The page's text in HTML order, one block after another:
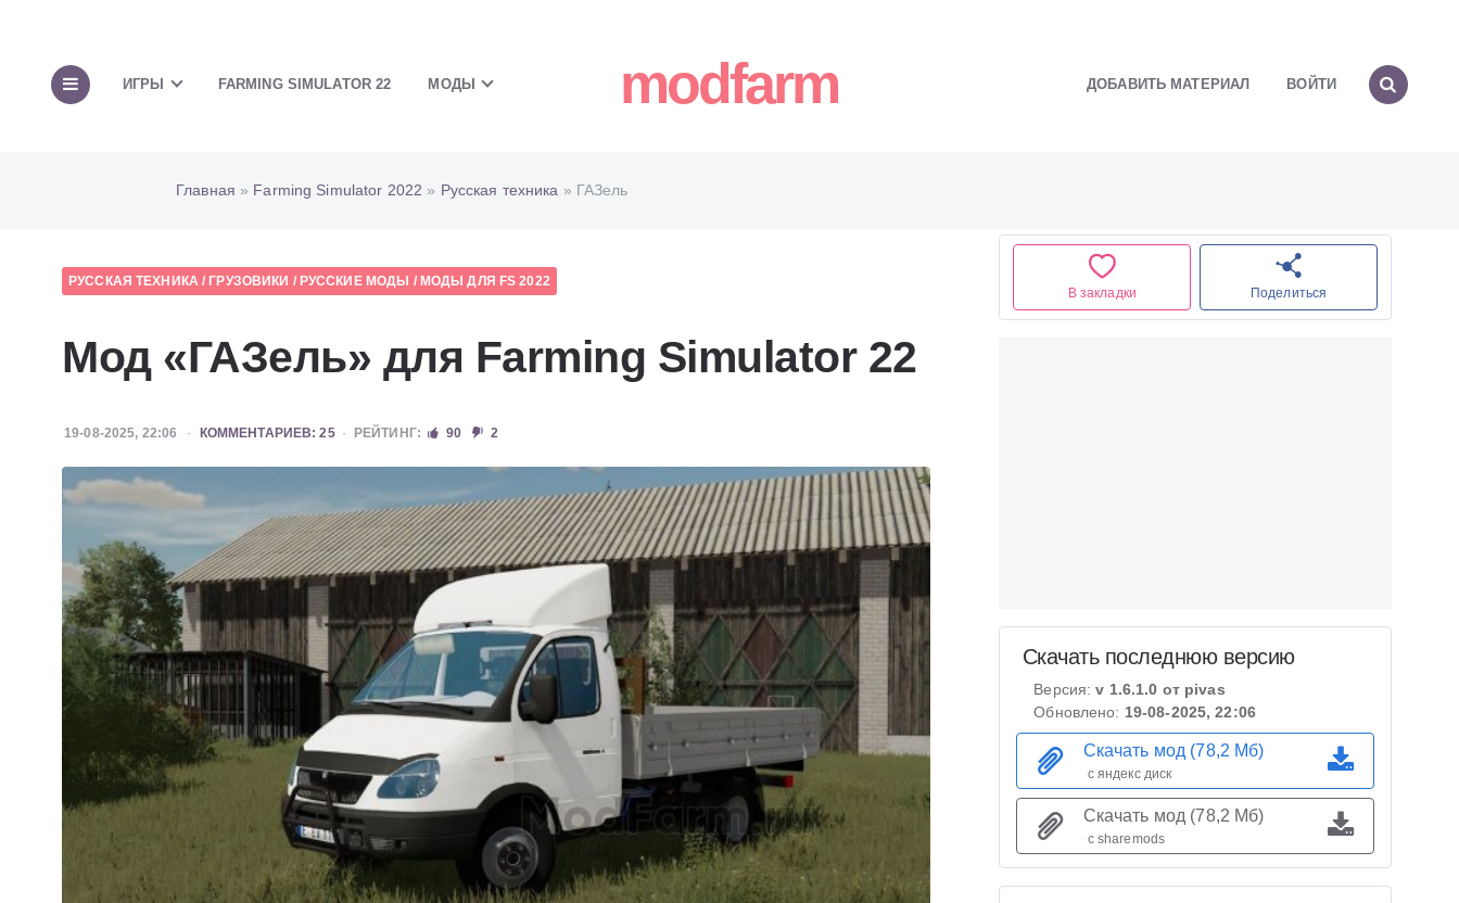
ИГРЫ FARMING SIMULATOR 22 МОДЫ modfarm ДОБАВИТЬ МАТЕРИАЛ ВОЙТИ
Главная » Farming Simulator 2022 » Русская техника » ГАЗель
РУССКАЯ ТЕХНИКА/ ГРУЗОВИКИ / РУССКИЕ МОДЫ / МОДЫ ДЛЯ FS 2022
Мод «ГАЗель» для Farming Simulator 22
19-08-2025, 22:06 КОММЕНТАРИЕВ: 25 РЕЙТИНГ: 90 2
В закладки Поделиться
Скачать последнюю версию
Версия:v 1.6.1.0 от pivas
Обновлено: 19-08-2025, 22:06
Скачать мод (78,2 Мб)
с яндекс диск
Скачать мод (78,2 Мб)
с sharemods